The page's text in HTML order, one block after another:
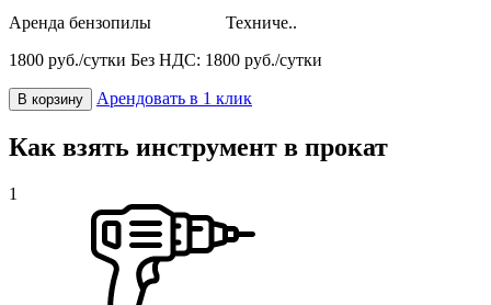
Аренда бензопилы Техниче..
1800 руб./сутки Без НДС: 1800 руб./сутки
В корзину Арендовать в 1 клик
Как взять инструмент в прокат
1